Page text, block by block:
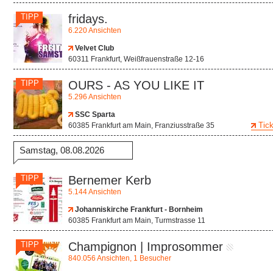
TIPP fridays.
6.220 Ansichten
Velvet Club
60311 Frankfurt, Weißfrauenstraße 12-16
TIPP OURS - AS YOU LIKE IT
5.296 Ansichten
SSC Sparta
60385 Frankfurt am Main, Franziusstraße 35
Samstag, 08.08.2026
TIPP Bernemer Kerb
5.144 Ansichten
Johanniskirche Frankfurt - Bornheim
60385 Frankfurt am Main, Turmstrasse 11
TIPP Champignon | Improsommer
840.056 Ansichten, 1 Besucher